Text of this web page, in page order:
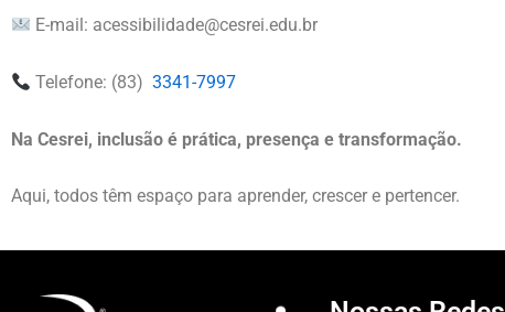
E-mail: acessibilidade@cesrei.edu.br
Telefone: (83)3341-7997
Na Cesrei, inclusão é prática, presença e transformação.
Aqui, todos têm espaço para aprender, crescer e pertencer.